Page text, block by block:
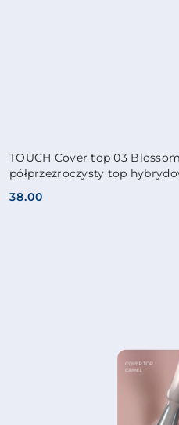
TOUCH Cover top 03
półprzezroczysty top
Cena:
38.00